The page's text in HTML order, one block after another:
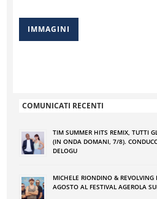
IMMAGINI
COMUNICATI RECENTI
TIM SUMMER HITS REMIX, TUTTI
(IN ONDA DOMANI, 7/8).
DELOGU
MICHELE RIONDINO & REVOLVING
AGOSTO AL FESTIVAL AGEROLA